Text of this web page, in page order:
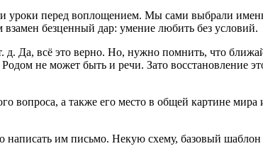
уроки перед воплощением. Мы сами выбрали
безценный дар: умение любить без условий.
Да, всё это верно. Но, нужно помнить, что
не может быть и речи. Зато восстановление
вопроса, а также его место в общей картине
им письмо. Некую схему, базовый